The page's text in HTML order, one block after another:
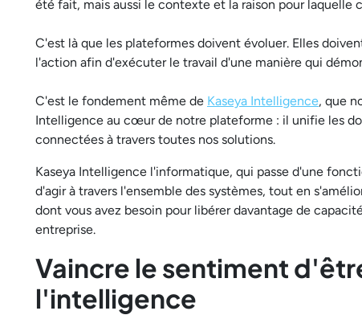
été fait, mais aussi le contexte et la raison pour laquelle
C'est là que les plateformes doivent évoluer. Elles
l'action afin d'exécuter le travail d'une manière qui
C'est le fondement même de Kaseya Intelligence, que
Intelligence au cœur de notre plateforme : il unifie les
connectées à travers toutes nos solutions.
Kaseya Intelligence l'informatique, qui passe d'une
d'agir à travers l'ensemble des systèmes, tout en
dont vous avez besoin pour libérer davantage de
entreprise.
Vaincre le sentiment
l'intelligence